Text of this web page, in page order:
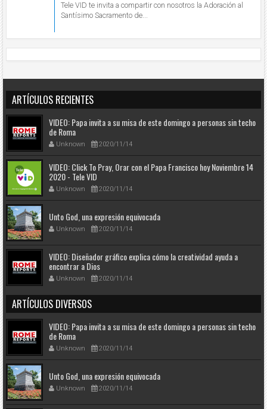
Tele VID te invita a compartir con nosotros la Adoración al
Santísimo Sacramento de...
ARTÍCULOS RECIENTES
VIDEO: Papa invita a su misa de este domingo a personas sin techo
de Roma
Unknown 2020/11/14
VIDEO: Click To Pray, Orar con el Papa Francisco hoy Noviembre 14
2020 - Tele VID
Unknown 2020/11/14
Unto God, una expresión equivocada
Unknown 2020/11/14
VIDEO: Diseñador gráfico explica cómo la creatividad ayuda a
encontrar a Dios
Unknown 2020/11/14
ARTÍCULOS DIVERSOS
VIDEO: Papa invita a su misa de este domingo a personas sin techo
de Roma
Unknown 2020/11/14
Unto God, una expresión equivocada
Unknown 2020/11/14